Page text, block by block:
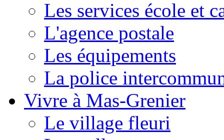
Les services école et
L'agence postale
Les équipements
La police
Vivre à Mas-Grenier
Le village fleuri